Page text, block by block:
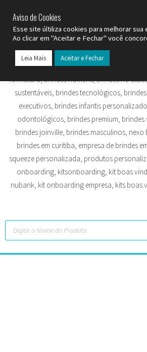
Aviso de Cookies
Esse site últiliza cookies para melhorar sua
Ao clicar em "Aceitar e Fechar" você
Leia Mais Aceitar e Fechar